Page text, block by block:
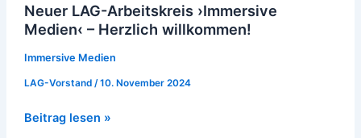
Neuer LAG-Arbeitskreis ›Immersive
Medien‹ – Herzlich willkommen!
Immersive Medien
LAG-Vorstand /10. November 2024
LAG-
Arbeitskreis
›Immersive
–
willkommen!
Beitrag lesen »